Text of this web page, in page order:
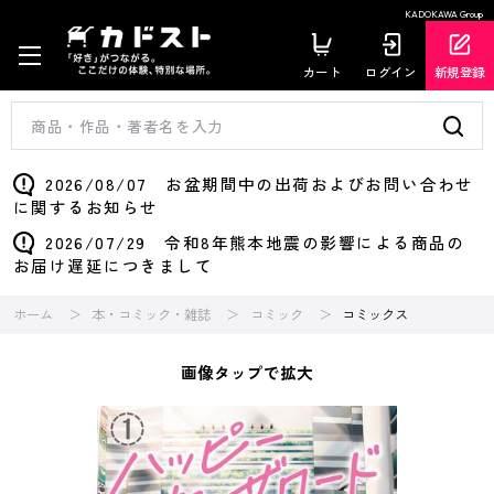
KADOKAWA Group
カート ログイン 新規登録
2026/08/07 お盆期間中の出荷およびお問い合わせ
に関するお知らせ
2026/07/29 令和8年熊本地震の影響による商品の
お届け遅延につきまして
ホーム 本・コミック・雑誌 コミック コミックス
画像タップで拡大